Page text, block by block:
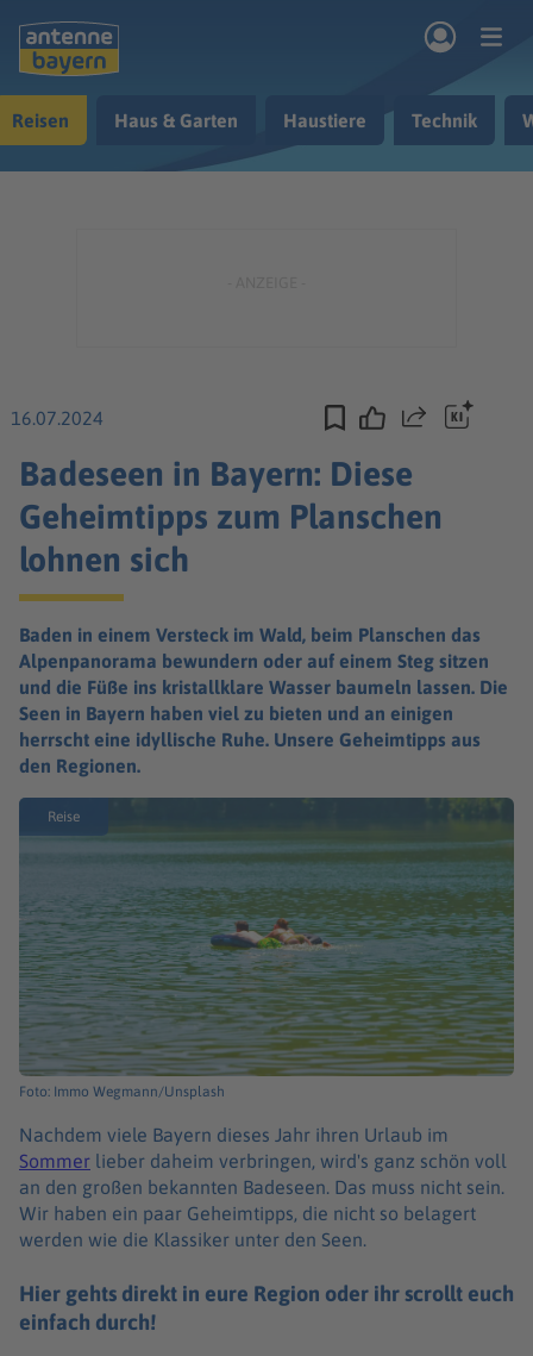
Musik & Radio Ratgeber Kontakt
Reisen Haus & Garten Haustiere Technik
16.07.2024 Teilen
Badeseen in Bayern: Diese
Geheimtipps zum Planschen
lohnen sich
Baden in einem Versteck im Wald, beim Planschen das
Alpenpanorama bewundern oder auf einem Steg sitzen
und die Füße ins kristallklare Wasser baumeln lassen. Die
Seen in Bayern haben viel zu bieten und an einigen
herrscht eine idyllische Ruhe. Unsere Geheimtipps aus
den Regionen.
Reise
Foto: Immo Wegmann/Unsplash
Nachdem viele Bayern dieses Jahr ihren Urlaub im
Sommer lieber daheim verbringen, wird's ganz schön voll
an den großen bekannten Badeseen. Das muss nicht sein.
Wir haben ein paar Geheimtipps, die nicht so belagert
werden wie die Klassiker unter den Seen.
Hier gehts direkt in eure Region oder ihr scrollt euch
einfach durch!